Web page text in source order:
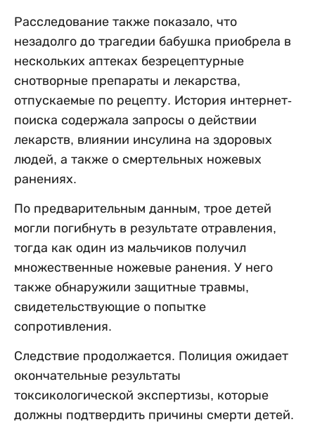
Расследование также показало, что
незадолго до трагедии бабушка приобрела в
нескольких аптеках безрецептурные
снотворные препараты и лекарства,
отпускаемые по рецепту. История интернет-
поиска содержала запросы о действии
лекарств, влиянии инсулина на здоровых
людей, а также о смертельных ножевых
ранениях.
По предварительным данным, трое детей
могли погибнуть в результате отравления,
тогда как один из мальчиков получил
множественные ножевые ранения. У него
также обнаружили защитные травмы,
свидетельствующие о попытке
сопротивления.
Следствие продолжается. Полиция ожидает
окончательные результаты
токсикологической экспертизы, которые
должны подтвердить причины смерти детей.